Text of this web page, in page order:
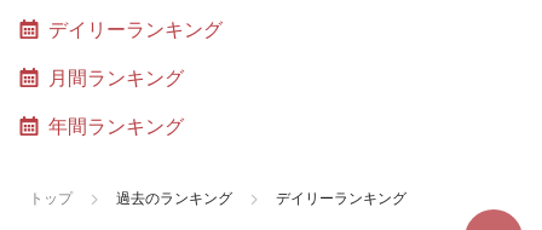
デイリーランキング
月間ランキング
年間ランキング
トップ 過去のランキング デイリーランキング